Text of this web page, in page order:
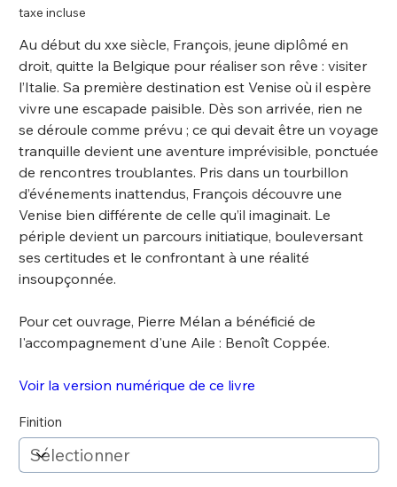
taxe incluse
Au début du xxe siècle, François, jeune diplômé en
droit, quitte la Belgique pour réaliser son rêve : visiter
l’Italie. Sa première destination est Venise où il espère
vivre une escapade paisible. Dès son arrivée, rien ne
se déroule comme prévu ; ce qui devait être un voyage
tranquille devient une aventure imprévisible, ponctuée
de rencontres troublantes. Pris dans un tourbillon
d’événements inattendus, François découvre une
Venise bien différente de celle qu’il imaginait. Le
périple devient un parcours initiatique, bouleversant
ses certitudes et le confrontant à une réalité
insoupçonnée.
Pour cet ouvrage, Pierre Mélan a bénéficié de
l'accompagnement d'une Aile : Benoît Coppée.
Voir la version numérique de ce livre
Finition